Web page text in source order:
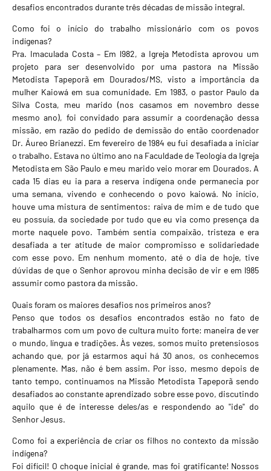
desafios encontrados durante três décadas de missão integral.
Como foi o início do trabalho missionário com os povos
indígenas?
Pra. Imaculada Costa – Em l982, a Igreja Metodista aprovou um
projeto para ser desenvolvido por uma pastora na Missão
Metodista Tapeporã em Dourados/MS, visto a importância da
mulher Kaiowá em sua comu­nidade. Em 1983, o pastor Paulo da
Silva Costa, meu marido (nos casamos em novembro desse
mesmo ano), foi convidado para assumir a coordenação dessa
missão, em razão do pedido de demissão do então coordenador
Dr. Áureo Brianezzi. Em fevereiro de 1984 eu fui desafiada a iniciar
o trabalho. Estava no último ano na Faculdade de Teologia da Igreja
Metodista em São Paulo e meu marido veio morar em Dourados. A
cada 15 dias eu ia para a reserva indígena onde permanecia por
uma semana, vivendo e conhecendo o povo kaiowá. No início,
houve uma mistura de sentimentos: raiva de mim e de tudo que
eu possuía, da sociedade por tudo que eu via como presença da
morte naquele povo. Também sentia compaixão, tristeza e era
desafiada a ter atitude de maior compromisso e solidariedade
com esse povo. Em nenhum momento, até o dia de hoje, tive
dúvidas de que o Senhor aprovou minha decisão de vir e em l985
assumir como pastora da missão.
Quais foram os maiores desafios nos primeiros anos?
Penso que todos os desafios encontrados estão no fato de
trabalharmos com um povo de cultura muito forte: maneira de ver
o mundo, língua e tradições. Às vezes, somos muito pretensiosos
achando que, por já estarmos aqui há 30 anos, os conhecemos
plenamente. Mas, não é bem assim. Por isso, mesmo depois de
tanto tempo, continuamos na Missão Metodista Tapeporã sendo
desafiados ao constante aprendizado sobre esse povo, discutindo
aquilo que é de interesse deles/as e respondendo ao "ide" do
Senhor Jesus.
Como foi a experiência de criar os filhos no contexto da missão
indígena?
Foi difícil! O choque inicial é grande, mas foi gratificante! Nossos